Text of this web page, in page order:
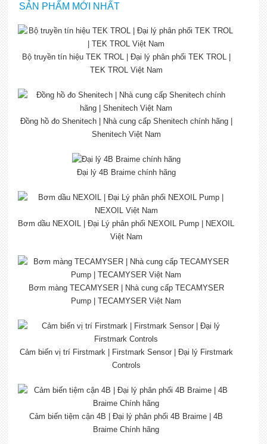
SẢN PHẨM MỚI NHẤT
Bộ truyền tín hiệu TEK TROL | Đại lý phân phối TEK TROL |
TEK TROL Việt Nam
Đồng hồ đo Shenitech | Nhà cung cấp Shenitech chính hãng |
Shenitech Việt Nam
Đại lý 4B Braime chính hãng
Bơm dầu NEXOIL | Đại Lý phân phối NEXOIL Pump | NEXOIL
Việt Nam
Bơm màng TECAMYSER | Nhà cung cấp TECAMYSER
Pump | TECAMYSER Việt Nam
Cảm biến vị trí Firstmark | Firstmark Sensor | Đại lý Firstmark
Controls
Cảm biến tiệm cận 4B | Đại lý phân phối 4B Braime | 4B
Braime Chính hãng